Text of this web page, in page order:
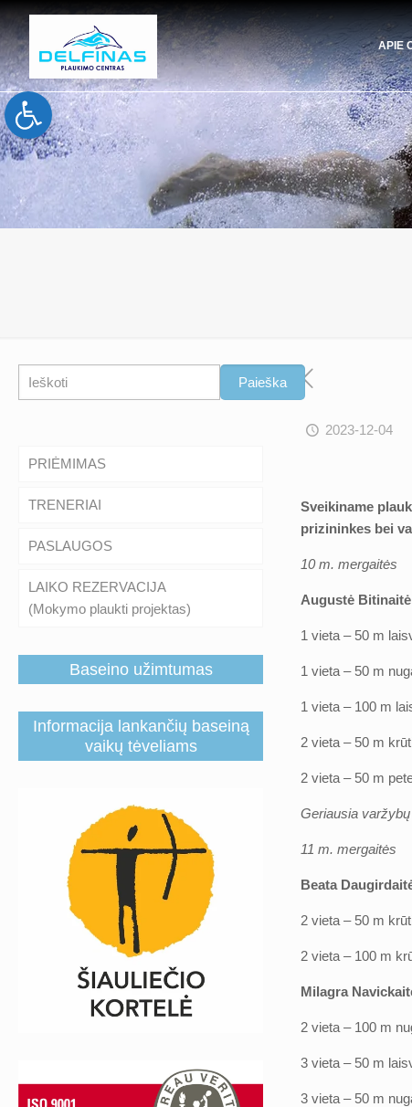
Open toolbar
APIE
2023-12-04
Sveikiname
prizininkes bei
10 m. mergaitės
Augustė Bitinaitė
1 vieta – 50 m
1 vieta – 50 m
1 vieta – 100 m
2 vieta – 50 m
2 vieta – 50 m
Geriausia
11 m. mergaitės
Beata
2 vieta – 50 m
2 vieta – 100 m
Milagra
2 vieta – 100 m
3 vieta – 50 m
3 vieta – 50 m
Paieška Paieška
PRIĖMIMAS
TRENERIAI
PASLAUGOS
LAIKO REZERVACIJA
(Mokymo plaukti projektas)
Baseino užimtumas
Informacija lankančių baseiną
vaikų tėveliams